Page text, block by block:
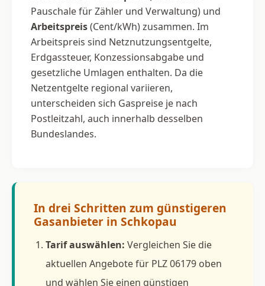
Pauschale für Zähler und Verwaltung) und
Arbeitspreis(Cent/kWh) zusammen. Im
Arbeitspreis sind Netznutzungsentgelte,
Erdgassteuer, Konzessionsabgabe und
gesetzliche Umlagen enthalten. Da die
Netzentgelte regional variieren,
unterscheiden sich Gaspreise je nach
Postleitzahl, auch innerhalb desselben
Bundeslandes.
In drei Schritten zum günstigeren
Gasanbieter in Schkopau
Tarif auswählen: Vergleichen Sie die
aktuellen Angebote für PLZ 06179 oben
und wählen Sie einen günstigen